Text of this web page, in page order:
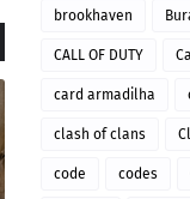
brookhaven
CALL OF DUTY
card armadilha
clash of clans
code codes